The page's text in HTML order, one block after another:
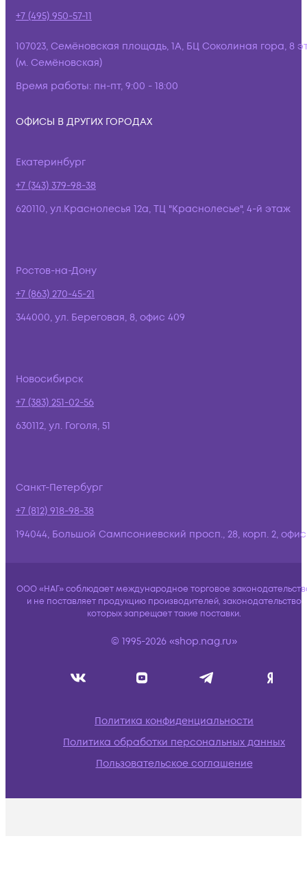
+7 (495) 950-57-11
107023, Семёновская площадь, 1А, БЦ Соколиная гора, 8
(м. Семёновская)
Время работы: пн-пт, 9:00 - 18:00
ОФИСЫ В ДРУГИХ ГОРОДАХ
Екатеринбург
+7 (343) 379-98-38
620110, ул.Краснолесья 12а, ТЦ "Краснолесье", 4-й этаж
Ростов-на-Дону
+7 (863) 270-45-21
344000, ул. Береговая, 8, офис 409
Новосибирск
+7 (383) 251-02-56
630112, ул. Гоголя, 51
Санкт-Петербург
+7 (812) 918-98-38
194044, Большой Сампсониевский просп., 28, корп. 2,
ООО «НАГ» соблюдает международное торговое
и не поставляет продукцию производителей, законодательство
которых запрещает такие поставки.
© 1995-2026 «shop.nag.ru»
Политика конфиденциальности
Политика обработки персональных данных
Пользовательское соглашение